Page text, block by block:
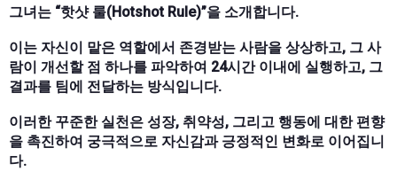
그녀는 “핫샷 룰(Hotshot Rule)”을 소개합니다.
이는 자신이 맡은 역할에서 존경받는 사람을 상상하고, 그 사
람이 개선할 점 하나를 파악하여 24시간 이내에 실행하고, 그
결과를 팀에 전달하는 방식입니다.
이러한 꾸준한 실천은 성장, 취약성, 그리고 행동에 대한 편향
을 촉진하여 궁극적으로 자신감과 긍정적인 변화로 이어집니
다.